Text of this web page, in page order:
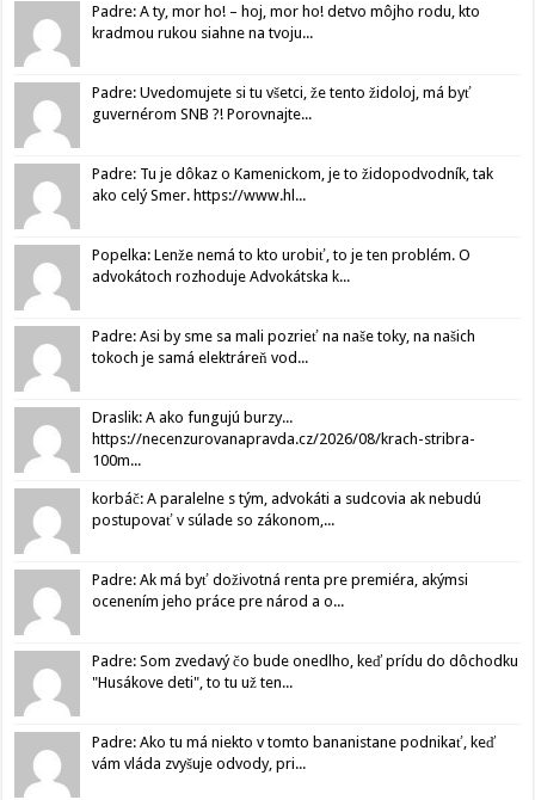
Padre: A ty, mor ho! – hoj, mor ho! detvo môjho rodu, kto
kradmou rukou siahne na tvoju...
Padre: Uvedomujete si tu všetci, že tento židoloj, má byť
guvernérom SNB ?! Porovnajte...
Padre: Tu je dôkaz o Kamenickom, je to židopodvodník, tak
ako celý Smer. https://www.hl...
Popelka: Lenže nemá to kto urobiť, to je ten problém. O
advokátoch rozhoduje Advokátska k...
Padre: Asi by sme sa mali pozrieť na naše toky, na našich
tokoch je samá elektráreň vod...
Draslik: A ako fungujú burzy...
https://necenzurovanapravda.cz/2026/08/krach-stribra-
100m...
korbáč: A paralelne s tým, advokáti a sudcovia ak nebudú
postupovať v súlade so zákonom,...
Padre: Ak má byť doživotná renta pre premiéra, akýmsi
ocenením jeho práce pre národ a o...
Padre: Som zvedavý čo bude onedlho, keď prídu do dôchodku
"Husákove deti", to tu už ten...
Padre: Ako tu má niekto v tomto bananistane podnikať, keď
vám vláda zvyšuje odvody, pri...